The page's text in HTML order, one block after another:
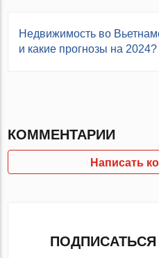
Недвижимость во
и какие прогнозы на 2024?
КОММЕНТАРИИ
Написать